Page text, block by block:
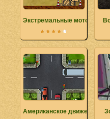
Экстремальные мототрюки
Американское движение